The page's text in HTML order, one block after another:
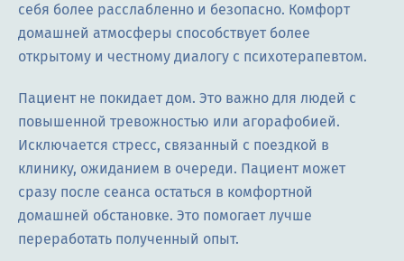
себя более расслабленно и безопасно. Комфорт
домашней атмосферы способствует более
открытому и честному диалогу с психотерапевтом.
Пациент не покидает дом. Это важно для людей с
повышенной тревожностью или агорафобией.
Исключается стресс, связанный с поездкой в
клинику, ожиданием в очереди. Пациент может
сразу после сеанса остаться в комфортной
домашней обстановке. Это помогает лучше
переработать полученный опыт.